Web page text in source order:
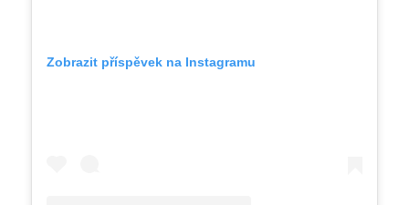
Zobrazit příspěvek na Instagramu